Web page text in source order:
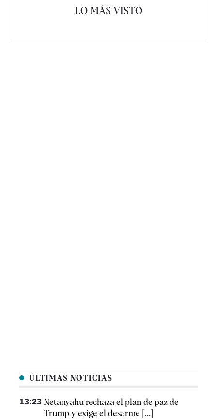
LO MÁS VISTO
ÚLTIMAS NOTICIAS
13:23 Netanyahu rechaza el plan de paz de
Trump y exige el desarme [...]